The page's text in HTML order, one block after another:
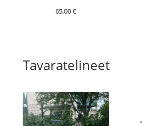
65,00€
Tavaratelineet